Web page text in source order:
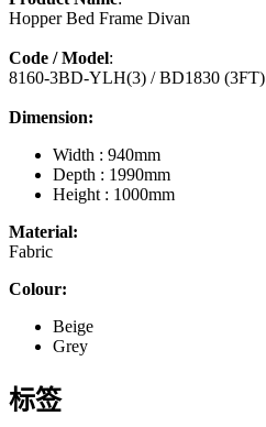
Hopper Bed Frame Divan
Code / Model:
8160-3BD-YLH(3) / BD1830 (3FT)
Dimension:
Width : 940mm
Depth : 1990mm
Height : 1000mm
Material:
Fabric
Colour:
Beige
Grey
标签